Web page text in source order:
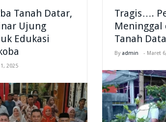
Tanah Datar,
Ujung
Edukasi
2025
Tragis….
Meninggal
Tanah
By admin - Maret